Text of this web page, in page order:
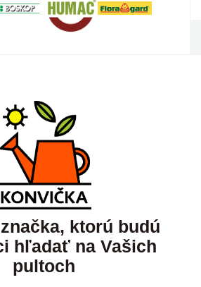
ktorú budú
hľadať na Vašich
pultoch